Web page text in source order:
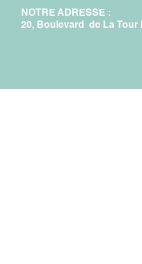
NOTRE ADRESSE :
20, Boulevard de La Tour